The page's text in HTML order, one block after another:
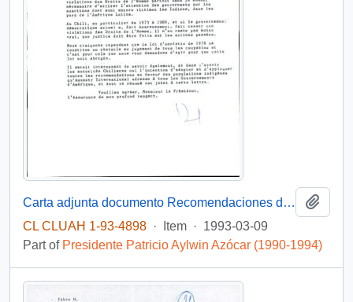
Carta adjunta documento Recomendaciones de Amnistía Internacional para la Protección de los Derechos Fundamentales de los Pueblos Indígenas
CL CLUAH 1-93-4898 · Item · 1993-03-09
Part of Presidente Patricio Aylwin Azócar (1990-1994)